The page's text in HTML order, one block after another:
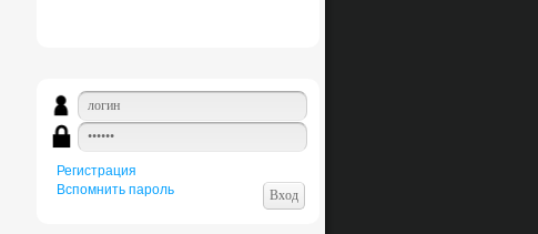
Регистрация
Вспомнить пароль